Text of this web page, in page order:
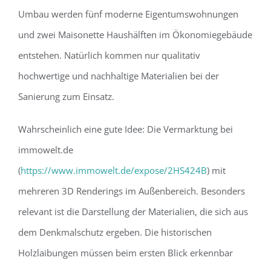
Umbau werden fünf moderne Eigentumswohnungen
und zwei Maisonette Haushälften im Ökonomiegebäude
entstehen. Natürlich kommen nur qualitativ
hochwertige und nachhaltige Materialien bei der
Sanierung zum Einsatz.
Wahrscheinlich eine gute Idee: Die Vermarktung bei
immowelt.de
(https://www.immowelt.de/expose/2HS424B) mit
mehreren 3D Renderings im Außenbereich. Besonders
relevant ist die Darstellung der Materialien, die sich aus
dem Denkmalschutz ergeben. Die historischen
Holzlaibungen müssen beim ersten Blick erkennbar